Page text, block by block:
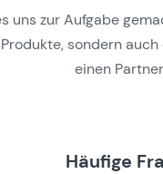
uns zur Aufgabe
sondern
einen
Häufige